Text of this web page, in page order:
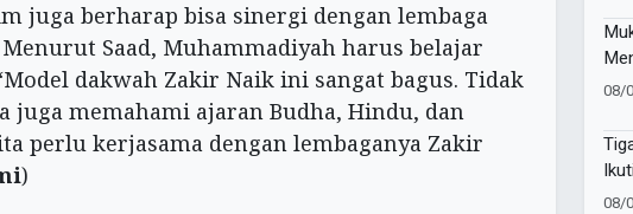
juga berharap bisa sinergi dengan lembaga
Saad, Muhammadiyah harus belajar
dakwah Zakir Naik ini sangat bagus. Tidak
juga memahami ajaran Budha, Hindu, dan
perlu kerjasama dengan lembaganya Zakir
)
08/
08/